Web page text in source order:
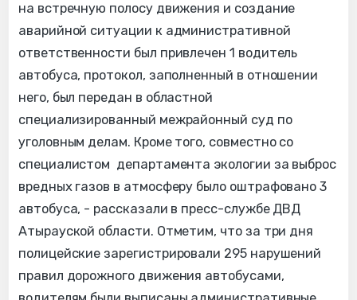
на встречную полосу движения и создание
аварийной ситуации к административной
ответственности был привлечен 1 водитель
автобуса, протокол, заполненный в отношении
него, был передан в областной
специализированный межрайонный суд по
уголовным делам. Кроме того, совместно со
специалистом департамента экологии за выброс
вредных газов в атмосферу было оштрафовано 3
автобуса, - рассказали в пресс-службе ДВД
Атырауской области. Отметим, что за три дня
полицейские зарегистрировали 295 нарушений
правил дорожного движения автобусами,